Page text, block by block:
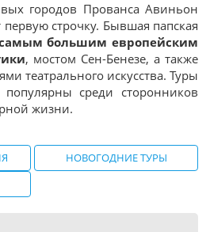
городов Прованса Авиньон
первую строчку. Бывшая папская
большим европейским
, мостом Сен-Бенезе, а также
театрального искусства. Туры
среди сторонников
жизни.
НОВОГОДНИЕ ТУРЫ